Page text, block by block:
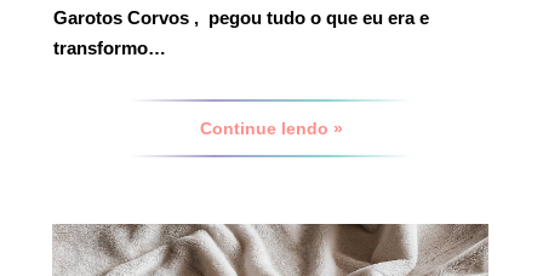
Garotos Corvos , pegou tudo o que eu era e
transformo…
Continue lendo »